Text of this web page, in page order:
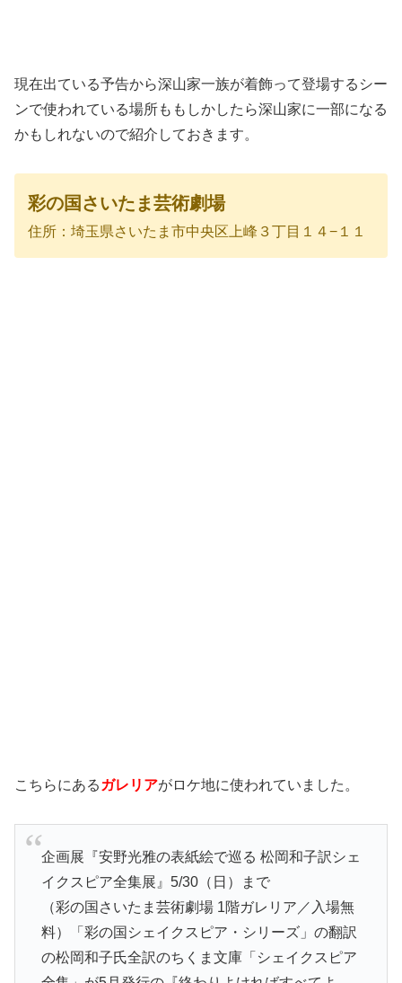
現在出ている予告から深山家一族が着飾って登場するシー
ンで使われている場所ももしかしたら深山家に一部になる
かもしれないので紹介しておきます。
彩の国さいたま芸術劇場
住所：埼玉県さいたま市中央区上峰３丁目１４−１１
こちらにある ガレリアがロケ地に使われていました。
企画展『安野光雅の表紙絵で巡る 松岡和子訳シェ
イクスピア全集展』5/30（日）まで
（彩の国さいたま芸術劇場 1階ガレリア／入場無
料）「彩の国シェイクスピア・シリーズ」の翻訳
の松岡和子氏全訳のちくま文庫「シェイクスピア